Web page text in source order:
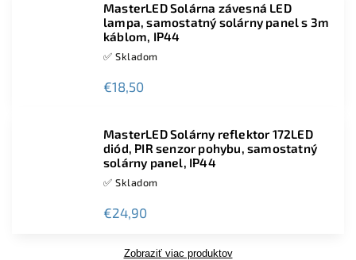
MasterLED Solárna závesná LED
lampa, samostatný solárny panel s 3m
káblom, IP44
✅ Skladom
€18,50
MasterLED Solárny reflektor 172LED
diód, PIR senzor pohybu, samostatný
solárny panel, IP44
✅ Skladom
€24,90
Zobraziť viac produktov